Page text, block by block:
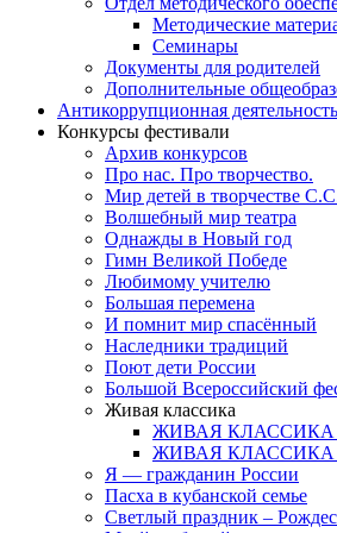
Методические
Семинары
Документы для родителей
Дополнительные
Антикоррупционная деятельность
Конкурсы фестивали
Архив конкурсов
Про нас. Про творчество.
Мир детей в творчестве
Волшебный мир театра
Однажды в Новый год
Гимн Великой Победе
Любимому учителю
Большая перемена
И помнит мир спасённый
Наследники традиций
Поют дети России
Большой Всероссийский
Живая классика
ЖИВАЯ КЛАССИКА
ЖИВАЯ КЛАССИКА
Я — гражданин России
Пасха в кубанской семье
Светлый праздник –